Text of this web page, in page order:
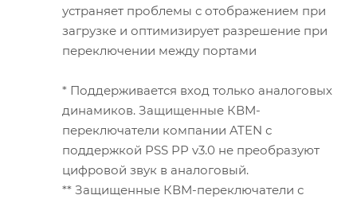
устраняет проблемы с отображением при
загрузке и оптимизирует разрешение при
переключении между портами
* Поддерживается вход только аналоговых
динамиков. Защищенные КВМ-
переключатели компании ATEN с
поддержкой PSS PP v3.0 не преобразуют
цифровой звук в аналоговый.
** Защищенные КВМ-переключатели с